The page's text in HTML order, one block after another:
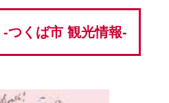
つくば市 観光情報-